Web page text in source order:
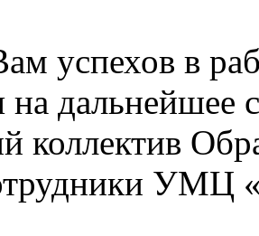
успехов в
на дальнейшее
коллектив
УМЦ